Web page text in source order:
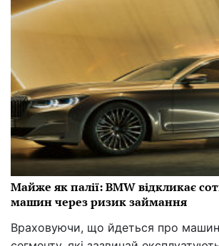
Майже як палії: BMW відкликає
машин через ризик займання
Враховуючи, що йдеться про